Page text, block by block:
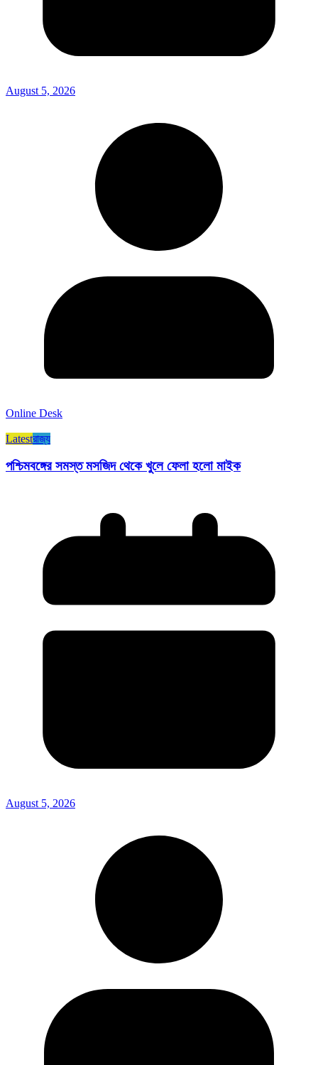
August 5, 2026
Online Desk
Latestরাজ্য​
পশ্চিমবঙ্গের সমস্ত মসজিদ থেকে খুলে ফেলা হলো মাইক
August 5, 2026